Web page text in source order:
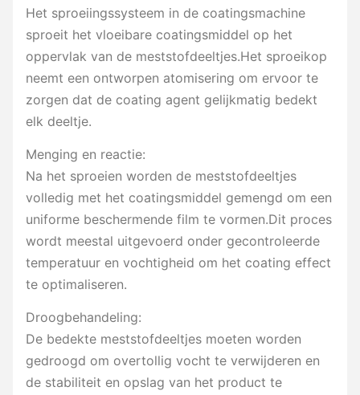
Het sproeiingssysteem in de coatingsmachine
sproeit het vloeibare coatingsmiddel op het
oppervlak van de meststofdeeltjes.Het sproeikop
neemt een ontworpen atomisering om ervoor te
zorgen dat de coating agent gelijkmatig bedekt
elk deeltje.
Menging en reactie:
Na het sproeien worden de meststofdeeltjes
volledig met het coatingsmiddel gemengd om een
uniforme beschermende film te vormen.Dit proces
wordt meestal uitgevoerd onder gecontroleerde
temperatuur en vochtigheid om het coating effect
te optimaliseren.
Droogbehandeling:
De bedekte meststofdeeltjes moeten worden
gedroogd om overtollig vocht te verwijderen en
de stabiliteit en opslag van het product te